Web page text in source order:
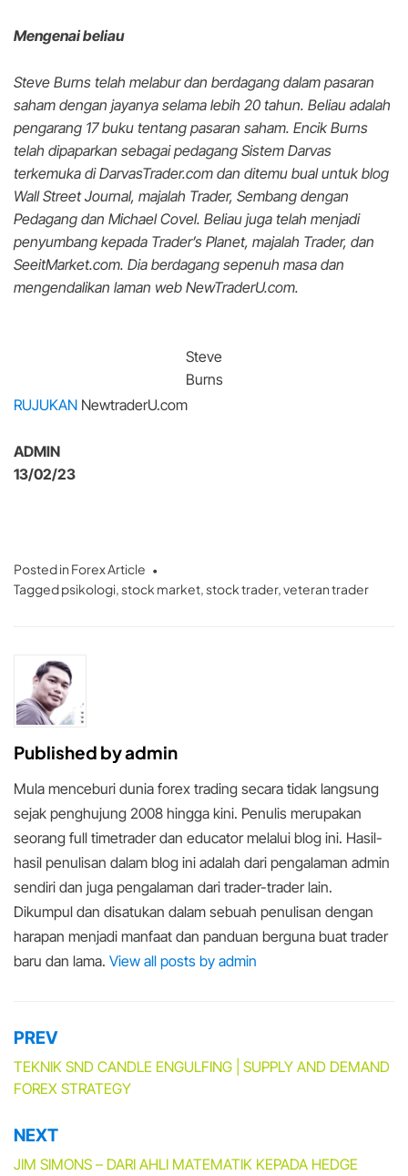
Mengenai beliau
Steve Burns telah melabur dan berdagang dalam pasaran
saham dengan jayanya selama lebih 20 tahun. Beliau adalah
pengarang 17 buku tentang pasaran saham. Encik Burns
telah dipaparkan sebagai pedagang Sistem Darvas
terkemuka di DarvasTrader.com dan ditemu bual untuk blog
Wall Street Journal, majalah Trader, Sembang dengan
Pedagang dan Michael Covel. Beliau juga telah menjadi
penyumbang kepada Trader’s Planet, majalah Trader, dan
SeeitMarket.com. Dia berdagang sepenuh masa dan
mengendalikan laman web NewTraderU.com.
Steve
Burns
RUJUKAN NewtraderU.com
ADMIN
13/02/23
Posted in Forex Article
Taggedpsikologi,stock market,stock trader,veteran trader
Published byadmin
Mula menceburi dunia forex trading secara tidak langsung
sejak penghujung 2008 hingga kini. Penulis merupakan
seorang full timetrader dan educator melalui blog ini. Hasil-
hasil penulisan dalam blog ini adalah dari pengalaman admin
sendiri dan juga pengalaman dari trader-trader lain.
Dikumpul dan disatukan dalam sebuah penulisan dengan
harapan menjadi manfaat dan panduan berguna buat trader
baru dan lama. View all posts by admin
Post
navigation
PREV
TEKNIK SND CANDLE ENGULFING | SUPPLY AND DEMAND
FOREX STRATEGY
NEXT
JIM SIMONS – DARI AHLI MATEMATIK KEPADA HEDGE